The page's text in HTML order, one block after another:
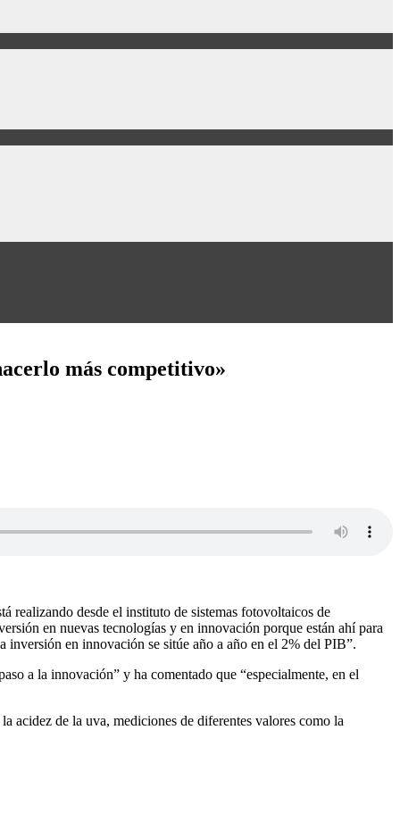
más competitivo»
realizando desde el instituto de sistemas fotovoltaicos de
en nuevas tecnologías y en innovación porque están ahí para
inversión en innovación se sitúe año a año en el 2% del PIB”.
a la innovación” y ha comentado que “especialmente, en el
acidez de la uva, mediciones de diferentes valores como la